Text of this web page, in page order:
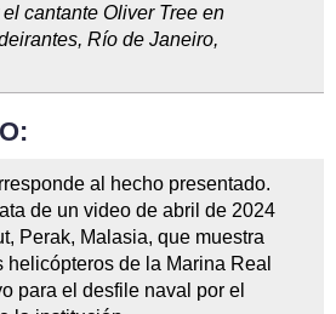
cantante Oliver Tree en
Río de Janeiro,
al hecho presentado.
de un video de abril de 2024
Perak, Malasia, que muestra
helicópteros de la Marina Real
para el desfile naval por el